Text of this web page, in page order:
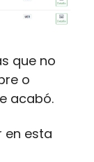
que no
o
acabó.
en esta